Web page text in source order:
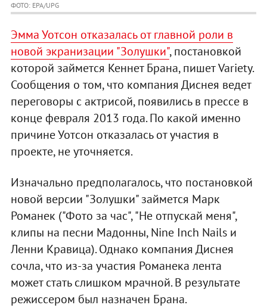
ФОТО: EPA/UPG
Эмма Уотсон отказалась от главной роли в
новой экранизации "Золушки", постановкой
которой займется Кеннет Брана, пишет Variety.
Сообщения о том, что компания Диснея ведет
переговоры с актрисой, появились в прессе в
конце февраля 2013 года. По какой именно
причине Уотсон отказалась от участия в
проекте, не уточняется.
Изначально предполагалось, что постановкой
новой версии "Золушки" займется Марк
Романек ("Фото за час", "Не отпускай меня",
клипы на песни Мадонны, Nine Inch Nails и
Ленни Кравица). Однако компания Диснея
сочла, что из-за участия Романека лента
может стать слишком мрачной. В результате
режиссером был назначен Брана.